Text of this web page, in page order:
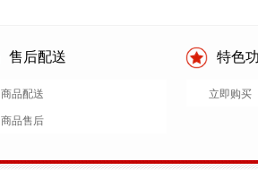
售后配送
商品配送
商品售后
特色
立即购买